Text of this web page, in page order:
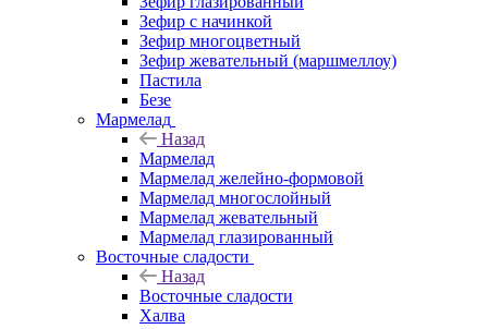
Зефир с начинкой
Зефир многоцветный
Зефир жевательный (маршмеллоу)
Пастила
Безе
Мармелад
Назад
Мармелад
Мармелад желейно-формовой
Мармелад многослойный
Мармелад жевательный
Мармелад глазированный
Восточные сладости
Назад
Восточные сладости
Халва